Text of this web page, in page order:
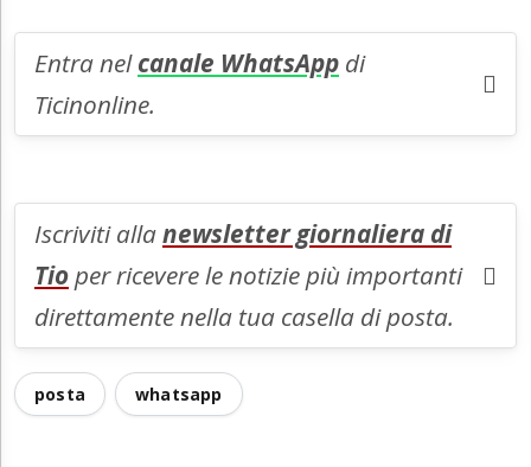
Entra nelcanale WhatsApp di
Ticinonline.
Iscriviti allanewsletter giornaliera di
Tioper ricevere le notizie più importanti
direttamente nella tua casella di posta.
posta whatsapp